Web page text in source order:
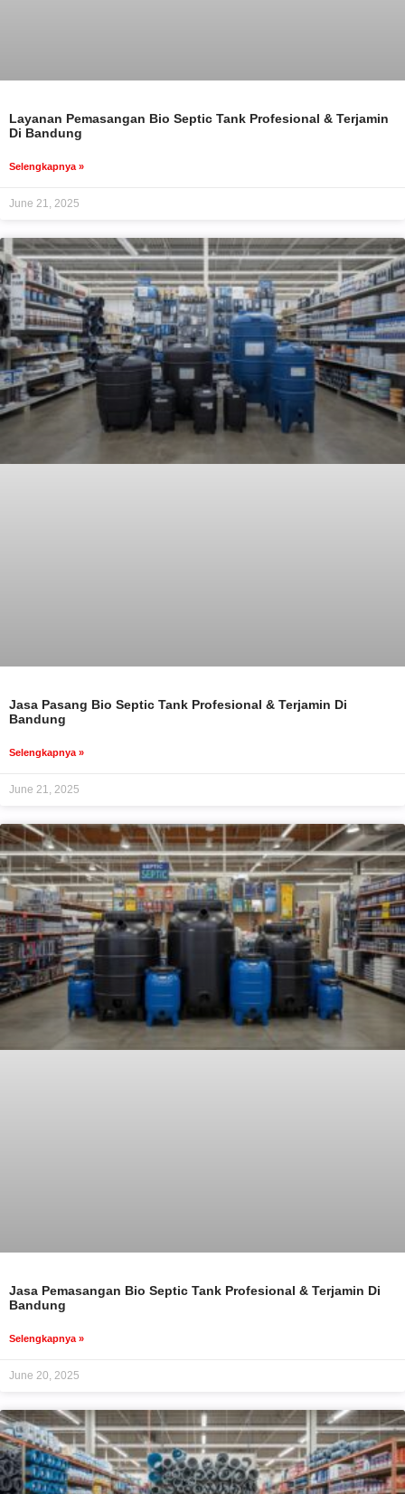
Layanan Pemasangan Bio Septic Tank Profesional & Terjamin
Di Bandung
Selengkapnya »
June 21, 2025
Jasa Pasang Bio Septic Tank Profesional & Terjamin Di
Bandung
Selengkapnya »
June 21, 2025
Jasa Pemasangan Bio Septic Tank Profesional & Terjamin Di
Bandung
Selengkapnya »
June 20, 2025